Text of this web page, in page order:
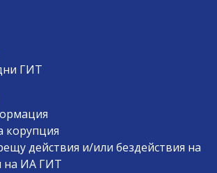
ГИТ
корупция
действия и/или бездействия на
на ИА ГИТ